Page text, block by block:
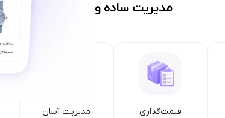
مدیریت ساده و حرفه‌ای
قیمت‌گذاری
مدیریت آسان